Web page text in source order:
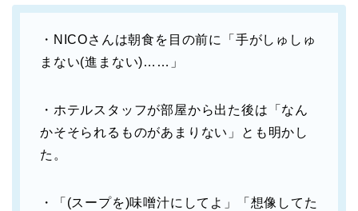
・NICOさんは朝食を目の前に「手がしゅしゅ
まない(進まない)……」
・ホテルスタッフが部屋から出た後は「なん
かそそられるものがあまりない」とも明かし
た。
・「(スープを)味噌汁にしてよ」「想像してた